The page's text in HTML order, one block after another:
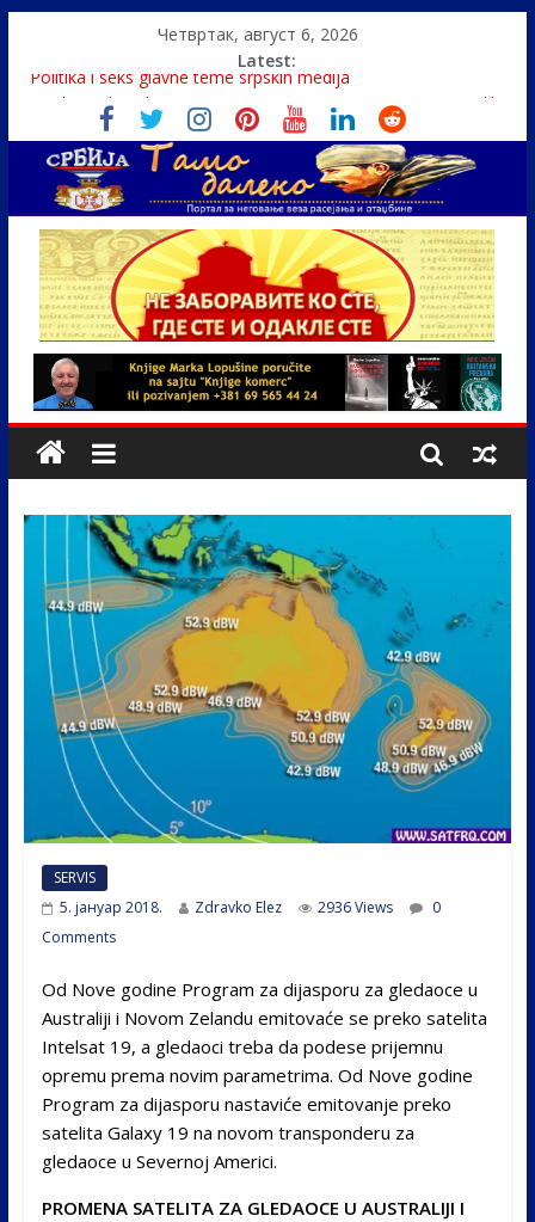
Четвртак, август 6, 2026
Latest:
Politika i seks glavne teme srpskih medija
U Srbiji pola miliona migranata, 100 000 stranaca se zaposlilo
Како је „Господар књига“ проглашен народним
непријатељем
Čije je pravo na istinu o Nikoli Tesli?
Srbin zaspao na Dunavu, reka ga odnela u Rumuniju
SERVIS
5. јануар 2018.
Zdravko Elez 2936 Views
0
Comments
Od Nove godine Program za dijasporu za gledaoce u
Australiji i Novom Zelandu emitovaće se preko satelita
Intelsat 19, a gledaoci treba da podese prijemnu
opremu prema novim parametrima. Od Nove godine
Program za dijasporu nastaviće emitovanje preko
satelita Galaxy 19 na novom transponderu za
gledaoce u Severnoj Americi.
PROMENA SATELITA ZA GLEDAOCE U AUSTRALIJI I